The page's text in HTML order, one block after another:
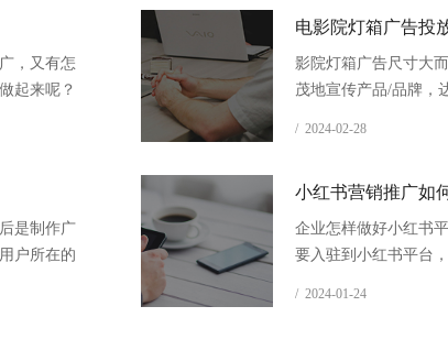
，又有怎
起来呢？
电影院灯箱广告投
影院灯箱广告尺寸大
茂地宣传产品/品牌，
/ 2024-02-28
是制作广
户所在的
小红书营销推广如
企业怎样做好小红书
要入驻到小红书平台
/ 2024-01-24